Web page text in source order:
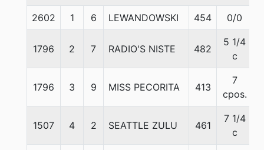
2602 1 6 LEWANDOWSKI 454 0/0
1796 2 7 RADIO'S NISTE 482
5 1/4
c
1796 3 9 MISS PECORITA 413
7
cpos.
1507 4 2 SEATTLE ZULU 461
7 1/4
c